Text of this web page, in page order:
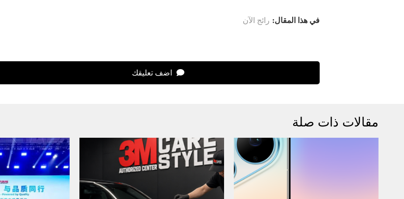
في هذا المقال: رائج الآن
اضف تعليقك
مقالات ذات صلة